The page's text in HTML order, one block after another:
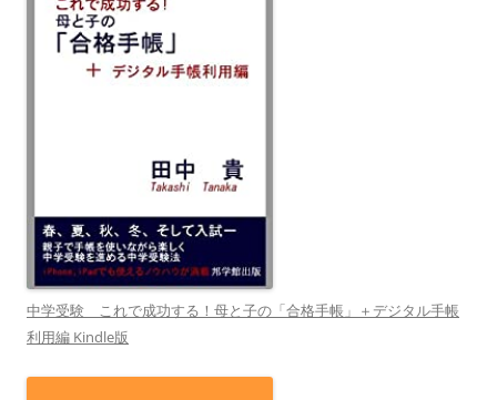
中学受験 これで成功する！母と子の「合格手帳」＋デジタル手帳
利用編 Kindle版